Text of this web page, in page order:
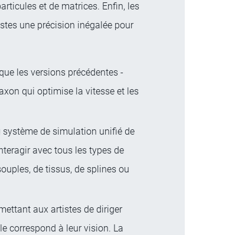
et de matrices. Enfin, les
une précision inégalée pour
les versions précédentes -
qui optimise la vitesse et les
de simulation unifié de
avec tous les types de
de tissus, de splines ou
aux artistes de diriger
correspond à leur vision. La